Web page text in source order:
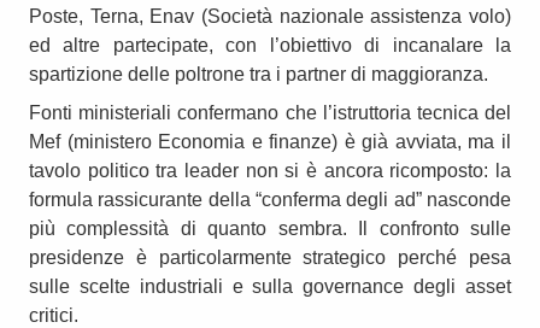
Poste, Terna, Enav (Società nazionale assistenza volo)
ed altre partecipate, con l’obiettivo di incanalare la
spartizione delle poltrone tra i partner di maggioranza.
Fonti ministeriali confermano che l’istruttoria tecnica del
Mef (ministero Economia e finanze) è già avviata, ma il
tavolo politico tra leader non si è ancora ricomposto: la
formula rassicurante della “conferma degli ad” nasconde
più complessità di quanto sembra. Il confronto sulle
presidenze è particolarmente strategico perché pesa
sulle scelte industriali e sulla governance degli asset
critici.